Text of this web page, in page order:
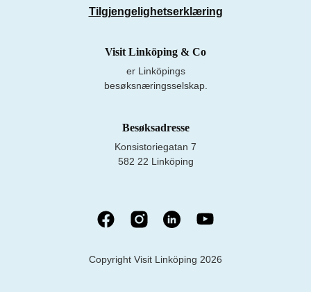
Tilgjengelighetserklæring
Visit Linköping & Co
er Linköpings
besøksnæringsselskap.
Besøksadresse
Konsistoriegatan 7
582 22 Linköping
Copyright Visit Linköping 2026